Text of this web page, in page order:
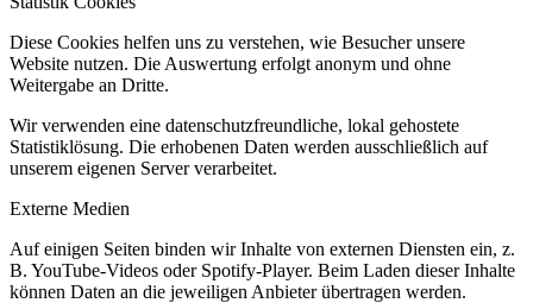
Diese Cookies helfen uns zu verstehen, wie Besucher unsere
Website nutzen. Die Auswertung erfolgt anonym und ohne
Weitergabe an Dritte.
Wir verwenden eine datenschutzfreundliche, lokal gehostete
Statistiklösung. Die erhobenen Daten werden ausschließlich auf
unserem eigenen Server verarbeitet.
Externe Medien
Auf einigen Seiten binden wir Inhalte von externen Diensten ein, z.
B. YouTube-Videos oder Spotify-Player. Beim Laden dieser Inhalte
können Daten an die jeweiligen Anbieter übertragen werden.